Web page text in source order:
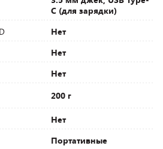
C (для зарядки)
Нет
Нет
Нет
200 г
Нет
Портативные